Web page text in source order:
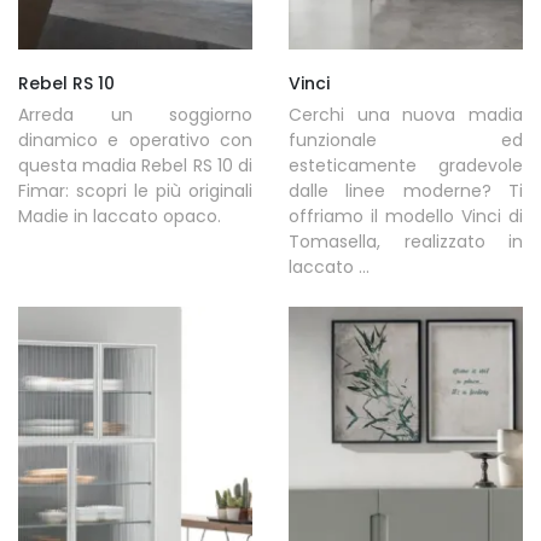
Rebel RS 10
Arreda un soggiorno
dinamico e operativo con
questa madia Rebel RS 10 di
Fimar: scopri le più originali
Madie in laccato opaco.
Vinci
Cerchi una nuova madia
funzionale ed
esteticamente gradevole
dalle linee moderne? Ti
offriamo il modello Vinci di
Tomasella, realizzato in
laccato ...